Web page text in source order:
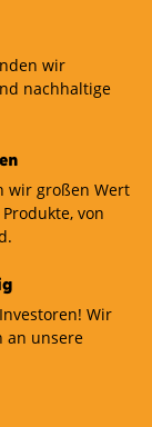
wir
nachhaltige
wir großen Wert
von
Wir
an unsere